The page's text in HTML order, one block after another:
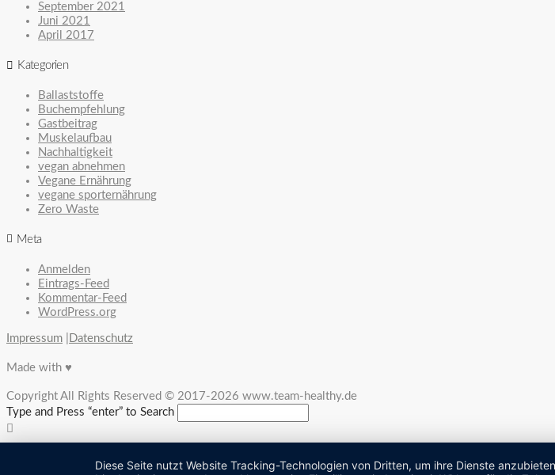
September 2021
Juni 2021
April 2017
Kategorien
Ballaststoffe
Buchempfehlung
Gastbeitrag
Muskelaufbau
Nachhaltigkeit
vegan abnehmen
Vegane Ernährung
vegane sporternährung
Zero Waste
Meta
Anmelden
Eintrags-Feed
Kommentar-Feed
WordPress.org
Impressum Datenschutz
Made with ♥
Copyright All Rights Reserved © 2017-2026 www.team-healthy.de
Type and Press “enter” to Search
Diese Seite nutzt Website Tracking-Technologien von Dritten, um ihre Dienste